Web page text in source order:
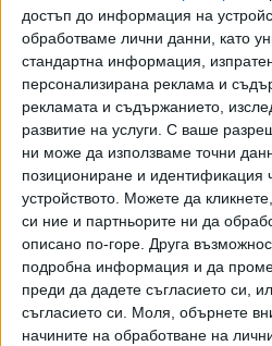
достъп до информация на
обработваме лични данни, като
стандартна информация,
персонализирана реклама и
рекламата и съдържанието,
развитие на услуги. С ваше
ни може да използваме точни
позициониране и идентификация
устройството. Можете да
си ние и партньорите ни да
описано по-горе. Друга
подробна информация и да
преди да дадете съгласието си,
съгласието си.
Моля, обърнете
начините на обработване на
Въоръжените сили на Нигерия
внимателно планирана и много
отстраняване от бойното поле
в света", заяви Тръмп в
Президентът добави, че Абу
че може да се скрие в Африка",
източници са следили
След началото на втория
САЩ започнаха да нанасят
западноафриканската
сцена на джихадистки бунт,
на страната е епицентърът на